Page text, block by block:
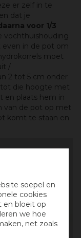
soepel en
cookies
en bloeit op
we hoe
net zoals
er zelf in te
dat je
voor 1/3
vochthuishouding
even in de pot om
moet
/
2 tot 5 cm onder
die hoogte met
en plaats hem in
van de pot op met
komt te staan en